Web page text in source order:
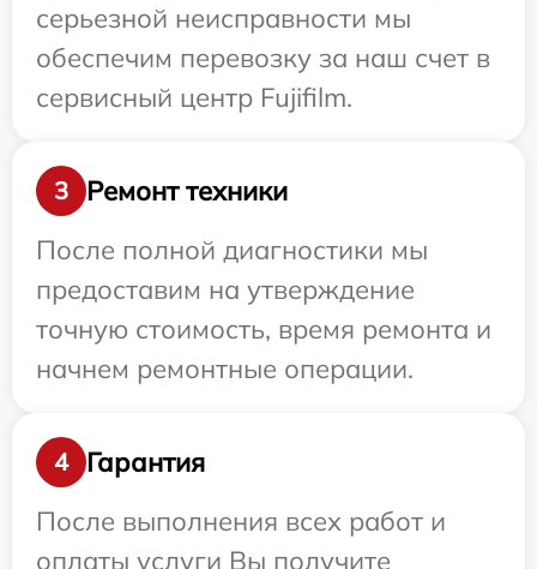
серьезной неисправности мы
обеспечим перевозку за наш счет в
сервисный центр Fujifilm.
3
Ремонт техники
После полной диагностики мы
предоставим на утверждение
точную стоимость, время ремонта и
начнем ремонтные операции.
4
Гарантия
После выполнения всех работ и
оплаты услуги Вы получите